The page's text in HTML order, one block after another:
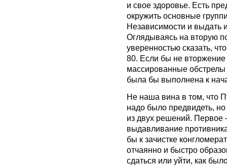
и свое здоровье. Есть
окружить основные
Независимости и выдать
Оглядываясь на вторую
уверенностью сказать,
80. Если бы не вторжение
массированные обстрелы
была бы выполнена к
Не наша вина в том, что
надо было предвидеть,
из двух решений. Первое
выдавливание
бы к зачистке
отчаянно и быстро
сдаться или уйти, как